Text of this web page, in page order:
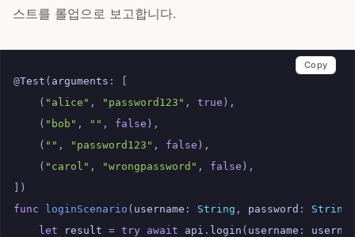
스트를 롤업으로 보고합니다.
@Test ( arguments :
( "alice" , "password123" , true ),
( "bob" , "" , false ),
( "" , "password123" , false ),
( "carol" , "wrongpassword" , false ),
])
func
loginScenario ( username : String , password : String
let
result = try await api . login ( username :
Copy